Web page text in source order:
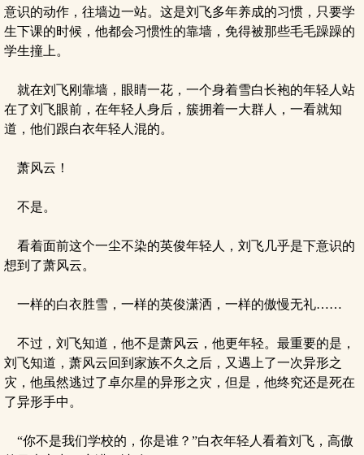
意识的动作，往墙边一站。这是刘飞多年养成的习惯，只要学
生下课的时候，他都会习惯性的靠墙，免得被那些毛毛躁躁的
学生撞上。
就在刘飞刚靠墙，眼睛一花，一个身着雪白长袍的年轻人站
在了刘飞眼前，在年轻人身后，簇拥着一大群人，一看就知
道，他们跟白衣年轻人混的。
萧风云！
不是。
看着面前这个一尘不染的英俊年轻人，刘飞几乎是下意识的
想到了萧风云。
一样的白衣胜雪，一样的英俊潇洒，一样的傲慢无礼……
不过，刘飞知道，他不是萧风云，他更年轻。最重要的是，
刘飞知道，萧风云回到家族不久之后，又遇上了一次异形之
灾，他虽然逃过了卓尔星的异形之灾，但是，他终究还是死在
了异形手中。
“你不是我们学校的，你是谁？”白衣年轻人看着刘飞，高傲